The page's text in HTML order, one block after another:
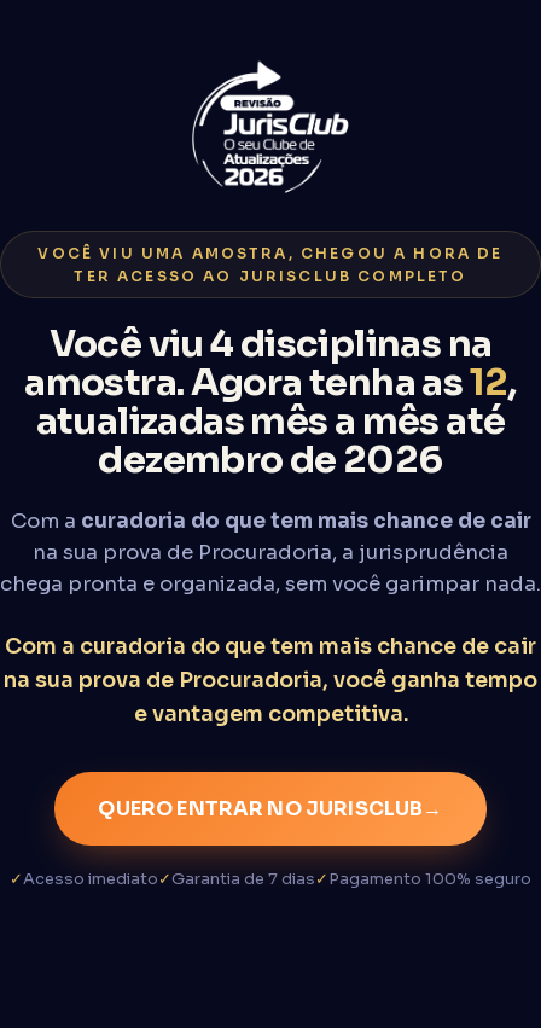
VOCÊ VIU UMA AMOSTRA, CHEGOU A HORA DE
TER ACESSO AO JURISCLUB COMPLETO
Você viu 4 disciplinas na
amostra. Agora tenha as12,
atualizadas mês a mês até
dezembro de 2026
Com a curadoria do que tem mais chance de cair
na sua prova de Procuradoria, a jurisprudência
chega pronta e organizada, sem você garimpar nada.
Com a curadoria do que tem mais chance de cair
na sua prova de Procuradoria, você ganha tempo
e vantagem competitiva.
QUERO ENTRAR NO JURISCLUB→
✓Acesso imediato✓Garantia de 7 dias✓Pagamento 100% seguro